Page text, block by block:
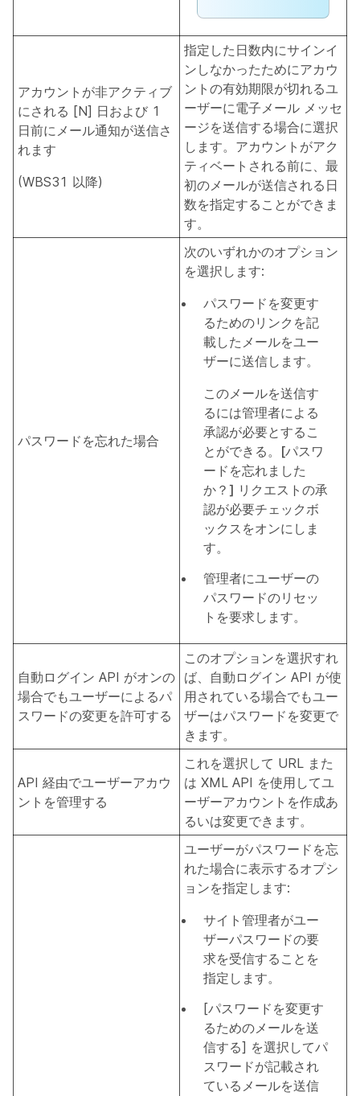
アカウントが非アクティブ
にされる [N] 日および 1
日前にメール通知が送信さ
れます
(WBS31 以降)
指定した日数内にサインイ
ンしなかったためにアカウ
ントの有効期限が切れるユ
ーザーに電子メール メッセ
ージを送信する場合に選択
します。アカウントがアク
ティベートされる前に、最
初のメールが送信される日
数を指定することができま
す。
パスワードを忘れた場合
次のいずれかのオプション
を選択します:
パスワードを変更す
るためのリンクを記
載したメールをユー
ザーに送信します。
このメールを送信す
るには管理者による
承認が必要とするこ
とができる。 [パスワ
ードを忘れました
か？] リクエストの承
認が必要チェックボ
ックスをオンにしま
す。
管理者にユーザーの
パスワードのリセッ
トを要求します。
自動ログイン API がオンの
場合でもユーザーによるパ
スワードの変更を許可する
このオプションを選択すれ
ば、自動ログイン API が使
用されている場合でもユー
ザーはパスワードを変更で
きます。
API 経由でユーザーアカウ
ントを管理する
これを選択して URL また
は XML API を使用してユ
ーザーアカウントを作成あ
るいは変更できます。
ユーザーがパスワードを忘
れた場合に表示するオプシ
ョンを指定します:
サイト管理者がユー
ザーパスワードの要
求を受信することを
指定します。
[パスワードを変更す
るためのメールを送
信する] を選択してパ
スワードが記載され
ているメールを送信